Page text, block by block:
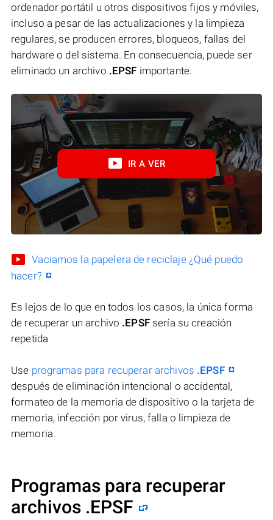
ordenador portátil u otros dispositivos fijos y móviles,
incluso a pesar de las actualizaciones y la limpieza
regulares, se producen errores, bloqueos, fallas del
hardware o del sistema. En consecuencia, puede ser
eliminado un archivo .EPSF importante.
IR A VER
Vaciamos la papelera de reciclaje ¿Qué puedo
hacer?
Es lejos de lo que en todos los casos, la única forma
de recuperar un archivo .EPSFsería su creación
repetida
Use programas para recuperar archivos .EPSF
después de eliminación intencional o accidental,
formateo de la memoria de dispositivo o la tarjeta de
memoria, infección por virus, falla o limpieza de
memoria.
Programas para recuperar
archivos .EPSF